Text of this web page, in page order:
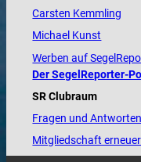
Carsten Kemmling
Michael Kunst
Werben auf
Der SegelReporter-
SR Clubraum
Fragen und Antworten
Mitgliedschaft